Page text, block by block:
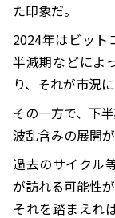
た印象だ。
2024年はビット
半減期などによ
り、それが市況
その一方で、下
波乱含みの展開
過去のサイクル
が訪れる可能性
それを踏まえれ